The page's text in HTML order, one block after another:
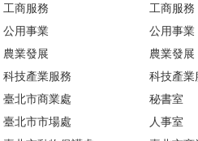
工商服務
公用事業
農業發展
科技產業服務
臺北市商業處
臺北市市場處
工商服務
公用事業
農業發展
科技產業
秘書室
人事室